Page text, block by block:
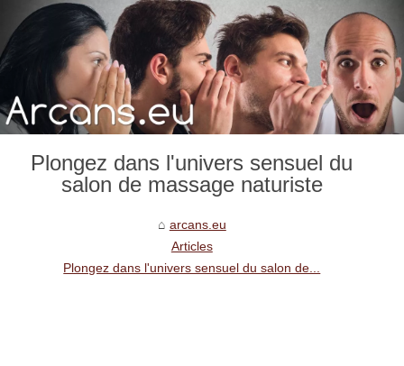
Plongez dans l'univers sensuel du
salon de massage naturiste
arcans.eu
Articles
Plongez dans l'univers sensuel du salon de...